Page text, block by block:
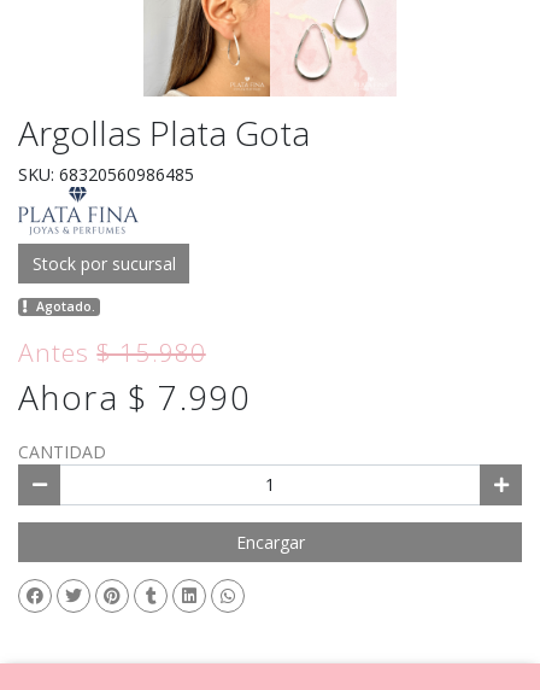
Argollas Plata Gota
SKU: 68320560986485
Stock por sucursal
Agotado.
Antes$ 15.980
Ahora $ 7.990
CANTIDAD
Encargar